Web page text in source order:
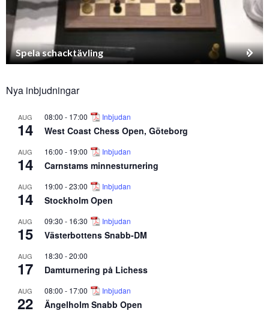
Spela schacktävling
Nya inbjudningar
AUG
14
08:00 - 17:00 Inbjudan
West Coast Chess Open, Göteborg
AUG
14
16:00 - 19:00 Inbjudan
Carnstams minnesturnering
AUG
14
19:00 -23:00 Inbjudan
Stockholm Open
AUG
15
09:30 - 16:30 Inbjudan
Västerbottens Snabb-DM
AUG
17
18:30 -20:00
Damturnering på Lichess
AUG
22
08:00 - 17:00 Inbjudan
Ängelholm Snabb Open